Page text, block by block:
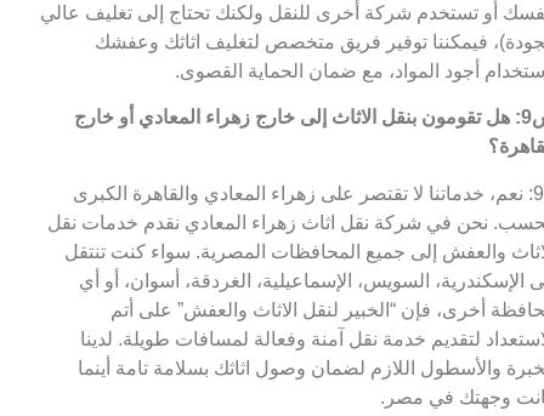
أو تستخدم شركة أخرى للنقل ولكنك تحتاج إلى تغليف عالي
فيمكننا توفير فريق متخصص لتغليف اثاثك وعفشك
أجود المواد، مع ضمان الحماية القصوى.
س9: هل تقومون بنقل الاثاث إلى خارج زهراء المعادي أو خارج
ج9: نعم، خدماتنا لا تقتصر على زهراء المعادي والقاهرة الكبرى
نحن في شركة نقل اثاث زهراء المعادي نقدم خدمات نقل
والعفش إلى جميع المحافظات المصرية. سواء كنت تنتقل
الإسكندرية، السويس، الإسماعيلية، الغردقة، أسوان، أو أي
أخرى، فإن “الخبير لنقل الاثاث والعفش” على أتم
لتقديم خدمة نقل آمنة وفعالة لمسافات طويلة. لدينا
والأسطول اللازم لضمان وصول اثاثك بسلامة تامة أينما
وجهتك في مصر.